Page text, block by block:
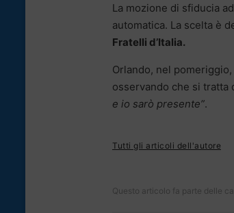
La mozione di sfiducia
automatica. La scelta è
Fratelli d’Italia.
Orlando, nel
osservando che si tratta
e io sarò presente”.
Tutti gli articoli dell'autore
Questo articolo fa parte delle